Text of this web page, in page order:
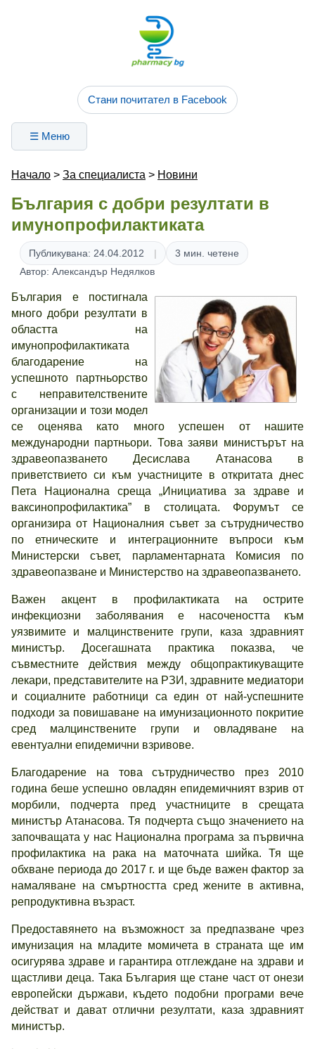
Стани почитател в Facebook
☰ Меню
Начало > За специалиста > Новини
България с добри резултати в
имунопрофилактиката
Публикувана: 24.04.2012
3 мин. четене
Автор: Александър Недялков
България е постигнала
много добри резултати в
областта на
имунопрофилактиката
благодарение на
успешното партньорство
с неправителствените
организации и този модел
се оценява като много успешен от нашите
международни партньори. Това заяви министърът на
здравеопазването Десислава Атанасова в
приветствието си към участниците в откритата днес
Пета Национална среща „Инициатива за здраве и
ваксинопрофилактика” в столицата. Форумът се
организира от Националния съвет за сътрудничество
по етническите и интеграционните въпроси към
Министерски съвет, парламентарната Комисия по
здравеопазване и Министерство на здравеопазването.
Важен акцент в профилактиката на острите
инфекциозни заболявания е насочеността към
уязвимите и малцинствените групи, каза здравният
министър. Досегашната практика показва, че
съвместните действия между общопрактикуващите
лекари, представителите на РЗИ, здравните медиатори
и социалните работници са един от най-успешните
подходи за повишаване на имунизационното покритие
сред малцинствените групи и овладяване на
евентуални епидемични взривове.
Благодарение на това сътрудничество през 2010
година беше успешно овладян епидемичният взрив от
морбили, подчерта пред участниците в срещата
министър Атанасова. Тя подчерта също значението на
започващата у нас Национална програма за първична
профилактика на рака на маточната шийка. Тя ще
обхване периода до 2017 г. и ще бъде важен фактор за
намаляване на смъртността сред жените в активна,
репродуктивна възраст.
Предоставянето на възможност за предпазване чрез
имунизация на младите момичета в страната ще им
осигурява здраве и гарантира отглеждане на здрави и
щастливи деца. Така България ще стане част от онези
европейски държави, където подобни програми вече
действат и дават отлични резултати, каза здравният
министър.